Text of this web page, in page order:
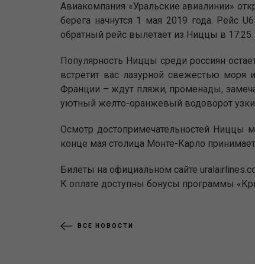
Авиакомпания «Уральские авиалинии»
берега начнутся 1 мая 2019 года. Рейс
обратный рейс вылетает из Ниццы в
Популярность Ниццы среди россиян
встретит вас лазурной свежестью моря
Франции – ждут пляжи, променады,
уютный желто-оранжевый водоворот
Осмотр достопримечательностей
конце мая столица Монте-Карло
Билеты на официальном сайте
К оплате доступны бонусы программы
ВСЕ НОВОСТИ